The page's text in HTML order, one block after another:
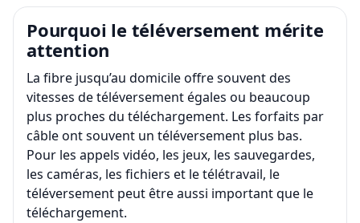
Pourquoi le téléversement mérite
attention
La fibre jusqu’au domicile offre souvent des
vitesses de téléversement égales ou beaucoup
plus proches du téléchargement. Les forfaits par
câble ont souvent un téléversement plus bas.
Pour les appels vidéo, les jeux, les sauvegardes,
les caméras, les fichiers et le télétravail, le
téléversement peut être aussi important que le
téléchargement.